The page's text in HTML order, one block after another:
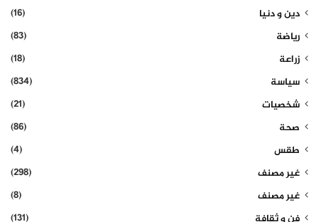
دين و دنيا
(16)
رياضة
(83)
زراعة
(18)
سياسة
(834)
شخصيات
(21)
صحة
(86)
طقس
(4)
غير مصنف
(298)
غير مصنف
(8)
(131)